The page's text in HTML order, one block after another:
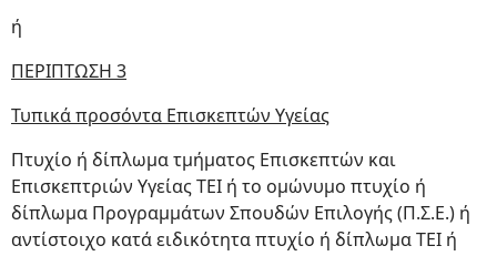
ή
ΠΕΡΙΠΤΩΣΗ 3
Τυπικά προσόντα Επισκεπτών Υγείας
Πτυχίο ή δίπλωμα τμήματος Επισκεπτών και
Επισκεπτριών Υγείας ΤΕΙ ή το ομώνυμο πτυχίο ή
δίπλωμα Προγραμμάτων Σπουδών Επιλογής (Π.Σ.Ε.) ή
αντίστοιχο κατά ειδικότητα πτυχίο ή δίπλωμα ΤΕΙ ή